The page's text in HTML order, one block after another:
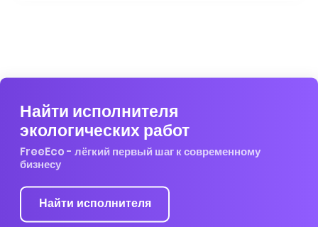
Найти исполнителя
экологических работ
FreeEco - лёгкий первый шаг к современному
бизнесу
Найти исполнителя